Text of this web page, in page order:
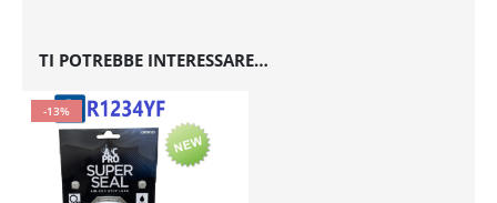
TI POTREBBE INTERESSARE…
-13%